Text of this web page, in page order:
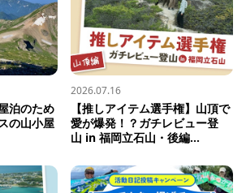
泊のため
の山小屋
2026.07.16
【推しアイテム選手権】山頂で
愛が爆発！？ガチレビュー登
山 in 福岡立石山・後編...